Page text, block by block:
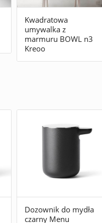
Kwadratowa
umywalka z
marmuru BOWL n3
Kreoo
Dozownik do mydła
czarny Menu